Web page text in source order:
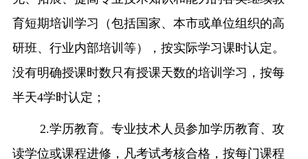
育短期培训学习（包括国家、本市或单位组织的高
研班、行业内部培训等），按实际学习课时认定。
没有明确授课时数只有授课天数的培训学习，按每
半天4学时认定；
2.学历教育。专业技术人员参加学历教育、攻
读学位或课程进修，凡考试考核合格，按每门课程